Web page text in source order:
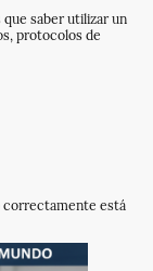
saber utilizar un
protocolos de
correctamente está